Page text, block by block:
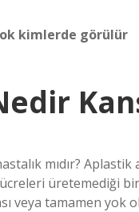
kimlerde görülür
mıdır?
üretemediği bir
veya tamamen yok